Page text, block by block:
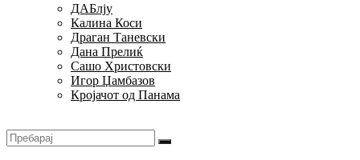
ДАБлју
Калина Коси
Драган Таневски
Дана Прелиќ
Сашо Христовски
Игор Џамбазов
Кројачот од Панама